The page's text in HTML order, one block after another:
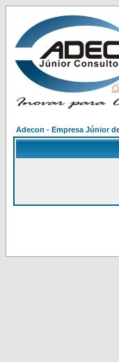
Adecon - Empresa Júnior